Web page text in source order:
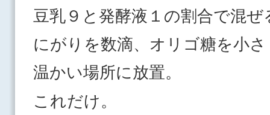
豆乳９と発酵液１の割合で混ぜ
にがりを数滴、オリゴ糖を小
温かい場所に放置。
これだけ。